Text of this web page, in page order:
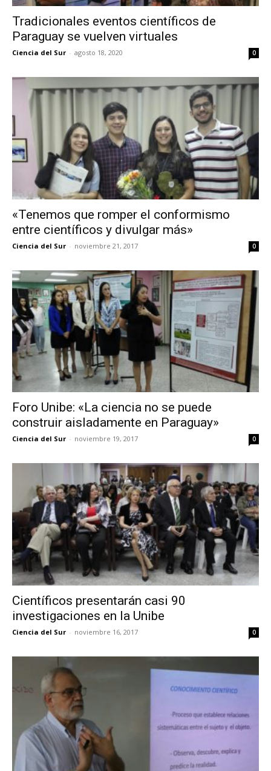
Tradicionales eventos científicos de
Paraguay se vuelven virtuales
Ciencia del Sur - agosto 18, 2020 0
«Tenemos que romper el conformismo
entre científicos y divulgar más»
Ciencia del Sur - noviembre 21, 2017 0
Foro Unibe: «La ciencia no se puede
construir aisladamente en Paraguay»
Ciencia del Sur - noviembre 19, 2017 0
Científicos presentarán casi 90
investigaciones en la Unibe
Ciencia del Sur - noviembre 16, 2017 0